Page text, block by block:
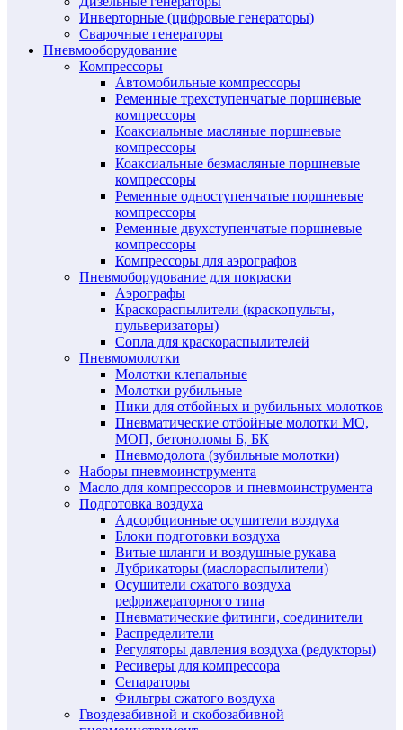
Инверторные (цифровые генераторы)
Сварочные генераторы
Пневмооборудование
Компрессоры
Автомобильные компрессоры
Ременные трехступенчатые поршневые
компрессоры
Коаксиальные масляные поршневые
компрессоры
Коаксиальные безмасляные поршневые
компрессоры
Ременные одноступенчатые поршневые
компрессоры
Ременные двухступенчатые поршневые
компрессоры
Компрессоры для аэрографов
Пневмоборудование для покраски
Аэрографы
Краскораспылители (краскопульты,
пульверизаторы)
Сопла для краскораспылителей
Пневмомолотки
Молотки клепальные
Молотки рубильные
Пики для отбойных и рубильных молотков
Пневматические отбойные молотки МО,
МОП, бетоноломы Б, БК
Пневмодолота (зубильные молотки)
Наборы пневмоинструмента
Масло для компрессоров и пневмоинструмента
Подготовка воздуха
Адсорбционные осушители воздуха
Блоки подготовки воздуха
Витые шланги и воздушные рукава
Лубрикаторы (маслораспылители)
Осушители сжатого воздуха
рефрижераторного типа
Пневматические фитинги, соединители
Распределители
Регуляторы давления воздуха (редукторы)
Ресиверы для компрессора
Сепараторы
Фильтры сжатого воздуха
Гвоздезабивной и скобозабивной